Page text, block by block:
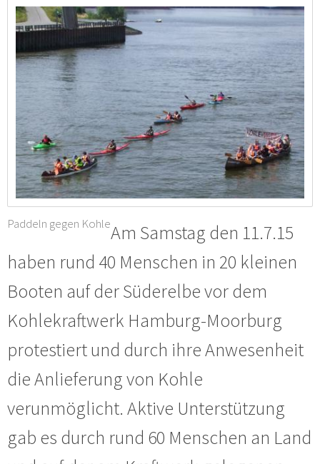
Paddeln gegen KohleAm Samstag den 11.7.15
haben rund 40 Menschen in 20 kleinen
Booten auf der Süderelbe vor dem
Kohlekraftwerk Hamburg-Moorburg
protestiert und durch ihre Anwesenheit
die Anlieferung von Kohle
verunmöglicht. Aktive Unterstützung
gab es durch rund 60 Menschen an Land